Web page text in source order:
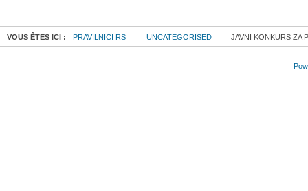
VOUS ÊTES ICI : PRAVILNICI RS UNCATEGORISED JAVNI KONKURS ZA